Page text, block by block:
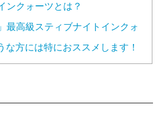
ンクォーツとは？
最高級スティブナイトインクォ
な方には特におススメします！